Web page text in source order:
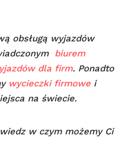
obsługą wyjazdów
biurem
dla firm. Ponadto
wycieczki firmowe i
na świecie.
w czym możemy Ci